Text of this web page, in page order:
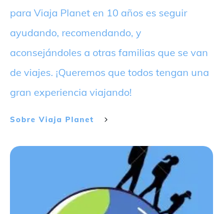
para Viaja Planet en 10 años es seguir
ayudando, recomendando, y
aconsejándoles a otras familias que se van
de viajes. ¡Queremos que todos tengan una
gran experiencia viajando!
Sobre Viaja Planet